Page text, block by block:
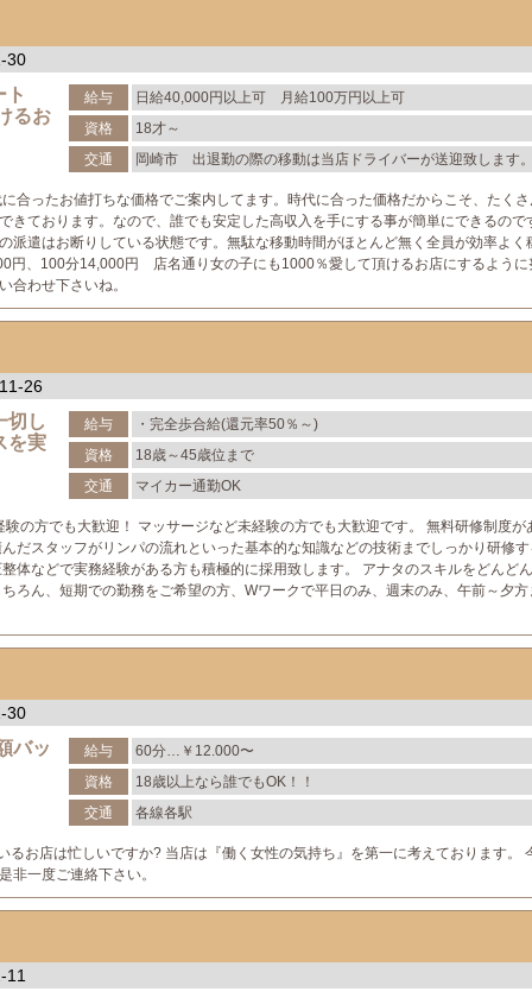
30
ト
るお
給与
日給40,000円以上可 月給100万円以上可
資格
18才～
交通
岡崎市 出退勤の際の移動は当店ドライバーが送迎致します
合ったお値打ちな価格でご案内してます。時代に合った価格だからこそ、たく
きております。なので、誰でも安定した高収入を手にする事が簡単にできるので
派遣はお断りしている状態です。無駄な移動時間がほとんど無く全員が効率よく
円、100分14,000円 店名通り女の子にも1000％愛して頂けるお店にするように
合わせ下さいね。
26
切し
を実
給与
・完全歩合給(還元率50％～)
資格
18歳～45歳位まで
交通
マイカー通勤OK
の方でも大歓迎！ マッサージなど未経験の方でも大歓迎です。 無料研修制度が
だスタッフがリンパの流れといった基本的な知識などの技術までしっかり研修
体などで実務経験がある方も積極的に採用致します。 アナタのスキルをどんど
ろん、短期での勤務をご希望の方、Wワークで平日のみ、週末のみ、午前～夕
30
バッ 給与
60分…￥12.000〜
資格
18歳以上なら誰でもOK！！
交通
各線各駅
るお店は忙しいですか? 当店は『働く女性の気持ち』を第一に考えております。
非一度ご連絡下さい。
11